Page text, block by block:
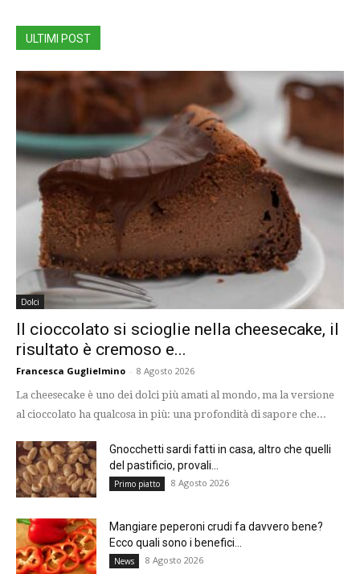
ULTIMI POST
Dolci
Il cioccolato si scioglie nella cheesecake, il
risultato è cremoso e...
Francesca Guglielmino - 8 Agosto 2026
La cheesecake è uno dei dolci più amati al mondo, ma la versione
al cioccolato ha qualcosa in più: una profondità di sapore che...
Gnocchetti sardi fatti in casa, altro che quelli
del pastificio, provali...
Primo piatto 8 Agosto 2026
Mangiare peperoni crudi fa davvero bene?
Ecco quali sono i benefici...
News 8 Agosto 2026